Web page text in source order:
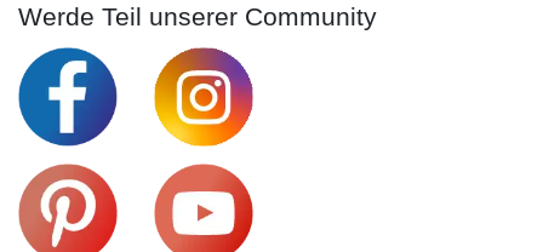
Werde Teil unserer Community